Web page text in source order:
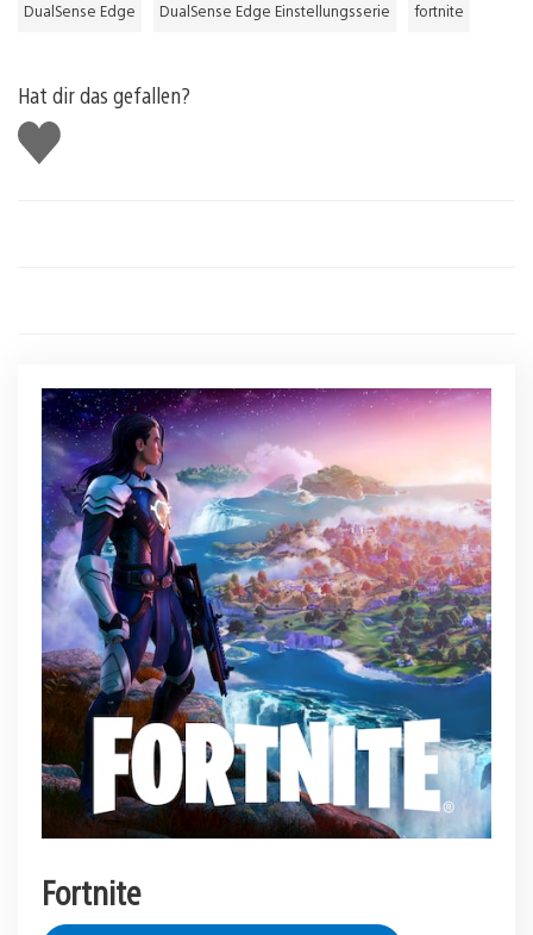
DualSense Edge DualSense Edge Einstellungsserie fortnite
Hat dir das gefallen?
Gefällt
mir
Fortnite